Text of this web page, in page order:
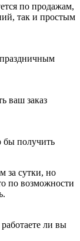
по продажам,
так и простым
ваш заказ
бы получить
за сутки, но
по возможности
ли вы